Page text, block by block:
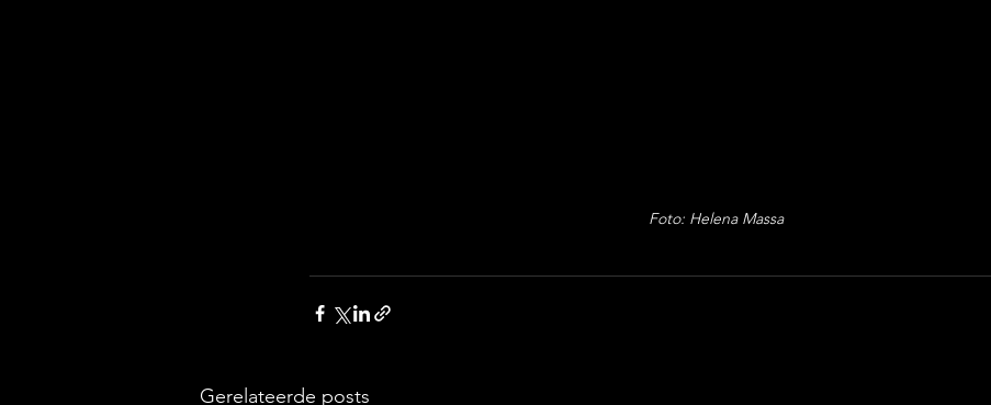
Foto: Helena Massa
Gerelateerde posts